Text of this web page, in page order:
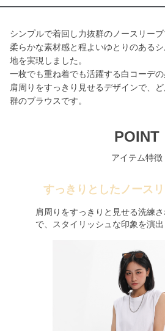
シンプルで着回し力抜群のノースリーブ
柔らかな素材感と程よいゆとりのある
地を実現しました。
一枚でも重ね着でも活躍する白コーデの
肩周りをすっきり見せるデザインで、
群のブラウスです。
POINT
アイテム特徴
すっきりとしたノース
肩周りをすっきりと見せる洗練
で、スタイリッシュな印象を演出